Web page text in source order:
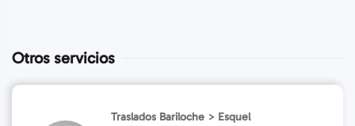
Otros servicios
Traslados Bariloche > Esquel